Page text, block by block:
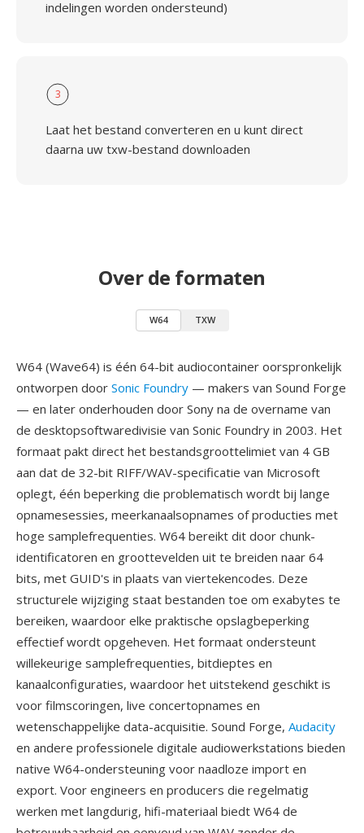
indelingen worden ondersteund)
3
Laat het bestand converteren en u kunt direct
daarna uw txw-bestand downloaden
Over de formaten
W64 TXW
W64 (Wave64) is één 64-bit audiocontainer oorspronkelijk
ontworpen door Sonic Foundry — makers van Sound Forge
— en later onderhouden door Sony na de overname van
de desktopsoftwaredivisie van Sonic Foundry in 2003. Het
formaat pakt direct het bestandsgroottelimiet van 4 GB
aan dat de 32-bit RIFF/WAV-specificatie van Microsoft
oplegt, één beperking die problematisch wordt bij lange
opnamesessies, meerkanaalsopnames of producties met
hoge samplefrequenties. W64 bereikt dit door chunk-
identificatoren en groottevelden uit te breiden naar 64
bits, met GUID's in plaats van viertekencodes. Deze
structurele wijziging staat bestanden toe om exabytes te
bereiken, waardoor elke praktische opslagbeperking
effectief wordt opgeheven. Het formaat ondersteunt
willekeurige samplefrequenties, bitdieptes en
kanaalconfiguraties, waardoor het uitstekend geschikt is
voor filmscoringen, live concertopnames en
wetenschappelijke data-acquisitie. Sound Forge, Audacity
en andere professionele digitale audiowerkstations bieden
native W64-ondersteuning voor naadloze import en
export. Voor engineers en producers die regelmatig
werken met langdurig, hifi-materiaal biedt W64 de